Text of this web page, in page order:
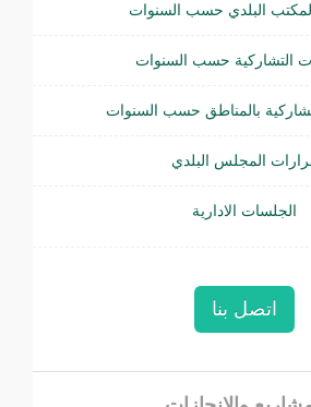
البلدي حسب السنوات
التشاركية حسب السنوات
بالمناطق حسب السنوات
المجلس البلدي
الجلسات الادارية
اتصل بنا